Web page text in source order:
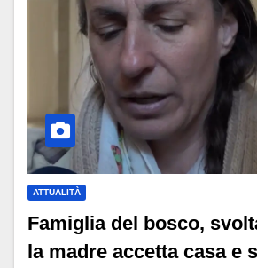
ATTUALITÀ
Famiglia del bosco,
la madre accetta casa e